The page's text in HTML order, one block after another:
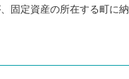
固定資産の所在する町に納